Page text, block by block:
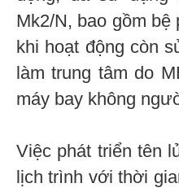
Mk2/N, bao gồm
khi hoạt động còn
làm trung tâm do
máy bay không
Việc phát triển tên
lịch trình với thời